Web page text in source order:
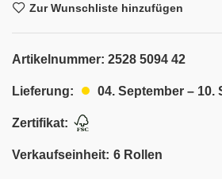
Zur Wunschliste hinzufügen
Artikelnummer: 2528 5094 42
Lieferung: 04. September – 10.
Zertifikat:
Verkaufseinheit: 6 Rollen